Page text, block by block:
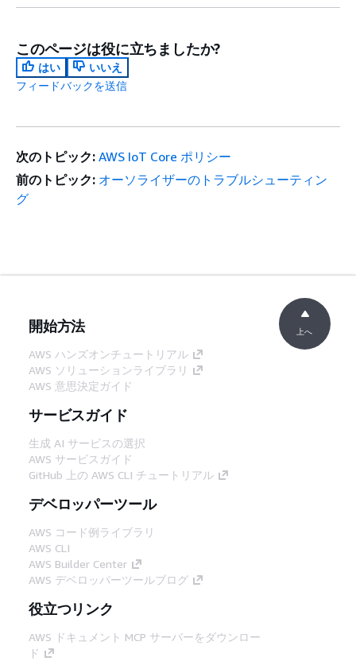
このページは役に立ちましたか?
はい
いいえ
フィードバックを送信
次のトピック: AWS IoT Core ポリシー
前のトピック: オーソライザーのトラブルシューティン
グ
開始方法
AWS ハンズオンチュートリアル
AWS ソリューションライブラリ
AWS 意思決定ガイド
サービスガイド
生成 AI サービスの選択
AWS サービスガイド
GitHub 上の AWS CLI チュートリアル
デベロッパーツール
AWS コード例ライブラリ
AWS CLI
AWS Builder Center
AWS デベロッパーツールブログ
役立つリンク
AWS ドキュメント MCP サーバーをダウンロー
ド
上へ